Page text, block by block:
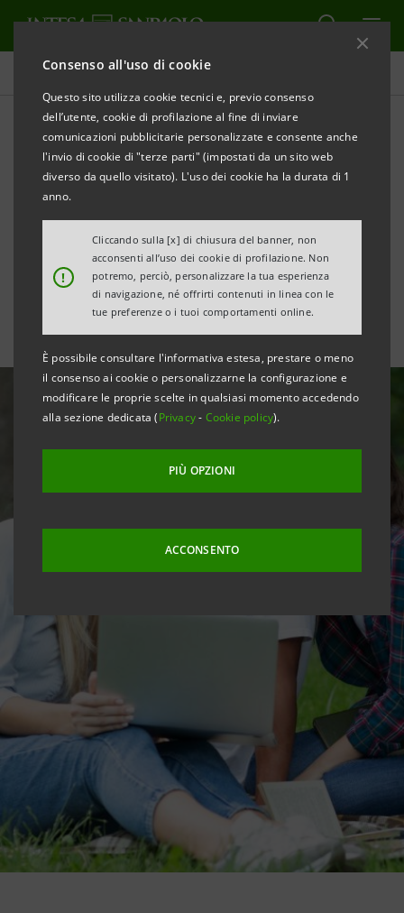
Consenso all'uso di cookie
Questo sito utilizza cookie tecnici e, previo consenso
dell’utente, cookie di profilazione al fine di inviare
comunicazioni pubblicitarie personalizzate e consente anche
l'invio di cookie di "terze parti" (impostati da un sito web
diverso da quello visitato). L'uso dei cookie ha la durata di 1
anno.
!
Cliccando sulla [x] di chiusura del banner, non
acconsenti all’uso dei cookie di profilazione. Non
potremo, perciò, personalizzare la tua esperienza
di navigazione, né offrirti contenuti in linea con le
tue preferenze o i tuoi comportamenti online.
È possibile consultare l'informativa estesa, prestare o meno
il consenso ai cookie o personalizzarne la configurazione e
modificare le proprie scelte in qualsiasi momento accedendo
alla sezione dedicata (Privacy- Cookie policy).
PIÙ OPZIONI
ACCONSENTO
Tutte le news
Rigenerazione urbana:
l’impegno per il Villaggio
Olimpico Milano-Cortina
2026